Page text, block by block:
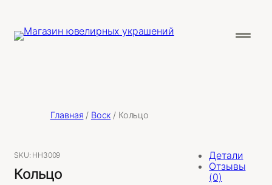
Главная / Воск / Кольцо
SKU: НН3009
Кольцо
Детали
Отзывы
(0)